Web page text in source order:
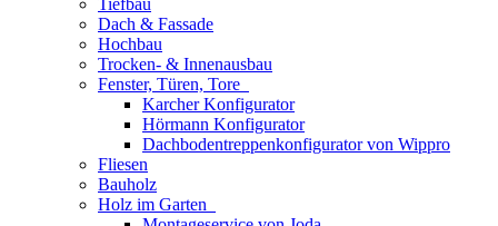
Tiefbau
Dach & Fassade
Hochbau
Trocken- & Innenausbau
Fenster, Türen, Tore
Karcher Konfigurator
Hörmann Konfigurator
Dachbodentreppenkonfigurator von Wippro
Fliesen
Bauholz
Holz im Garten